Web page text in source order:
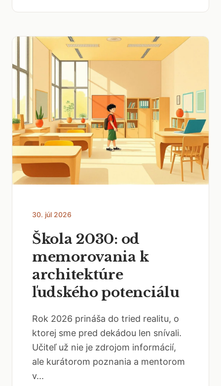
30. júl 2026
Škola 2030: od
memorovania k
architektúre
ľudského potenciálu
Rok 2026 prináša do tried realitu, o
ktorej sme pred dekádou len snívali.
Učiteľ už nie je zdrojom informácií,
ale kurátorom poznania a mentorom
v...